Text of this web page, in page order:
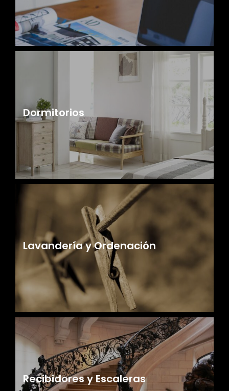
Dormitorios
Lavandería y Ordenación
Recibidores y Escaleras